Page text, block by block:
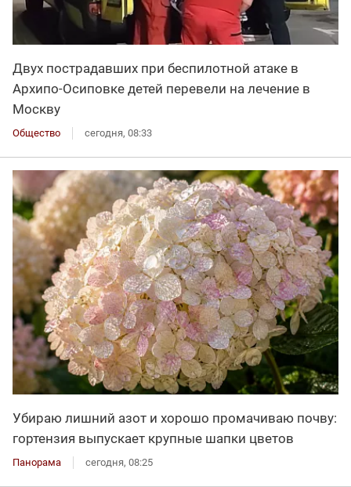
Двух пострадавших при беспилотной атаке в
Архипо-Осиповке детей перевели на лечение в
Москву
Общество сегодня, 08:33
Убираю лишний азот и хорошо промачиваю почву:
гортензия выпускает крупные шапки цветов
Панорама сегодня, 08:25